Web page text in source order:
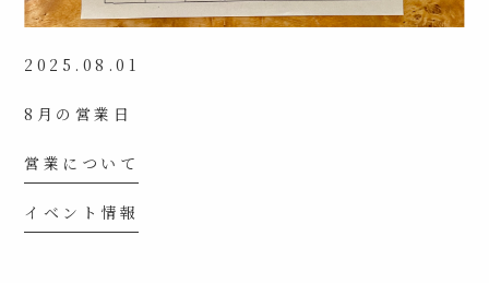
2025.08.01
8月の営業日
営業について
イベント情報